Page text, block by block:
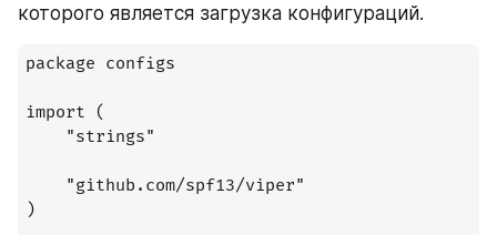
которого является загрузка конфигураций.
package configs
import (
)